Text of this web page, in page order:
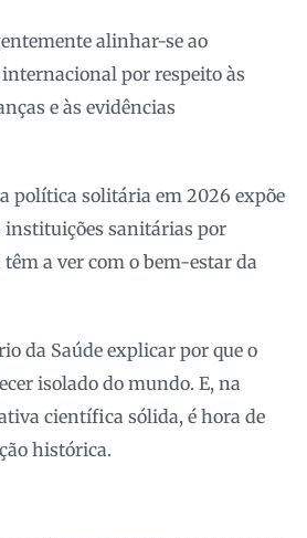
alinhar-se ao
por respeito às
e às evidências
política solitária em 2026 expõe
instituições sanitárias por
têm a ver com o bem-estar da
da Saúde explicar por que o
isolado do mundo. E, na
científica sólida, é hora de
histórica.